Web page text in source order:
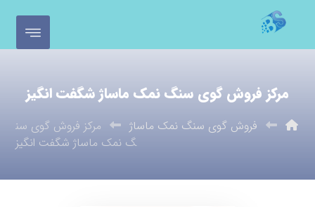
مرکز فروش گوی سنگ نمک ماساژ شگفت انگیز
فروش گوی سنگ نمک ماساژ
مرکز فروش گوی سن
گ نمک ماساژ شگفت انگیز